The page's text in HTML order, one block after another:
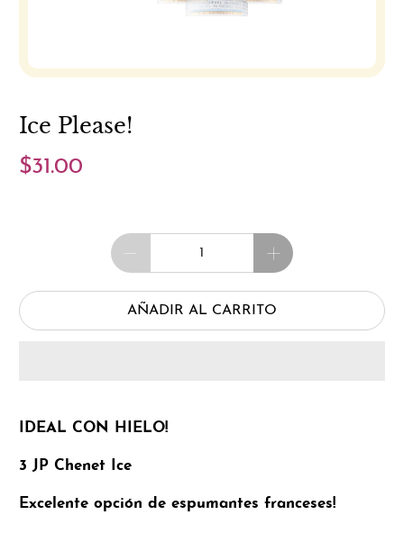
Ice Please!
$31.00
Cantidad
AÑADIR AL CARRITO
IDEAL CON HIELO!
3 JP Chenet Ice
Excelente opción de espumantes franceses!